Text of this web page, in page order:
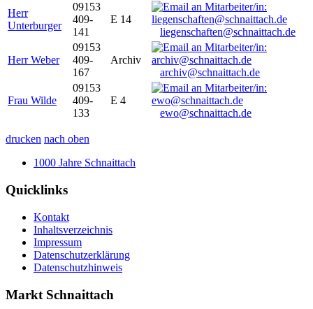
Herr
Unterburger
09153
409-
141
E 14
liegenschaften@schnaittach.de
Herr Weber
09153
409-
167
Archiv
archiv@schnaittach.de
Frau Wilde
09153
409-
133
E 4
ewo@schnaittach.de
drucken nach oben
1000 Jahre Schnaittach
Quicklinks
Kontakt
Inhaltsverzeichnis
Impressum
Datenschutzerklärung
Datenschutzhinweis
Markt Schnaittach